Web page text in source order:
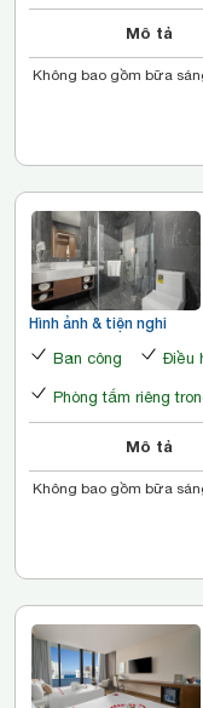
Mô tả
Không bao gồm bữa
Hình ảnh & tiện nghi
Ban công Điều
Phòng tắm riêng
Mô tả
Không bao gồm bữa